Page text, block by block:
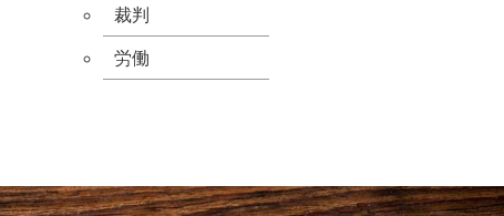
裁判
労働